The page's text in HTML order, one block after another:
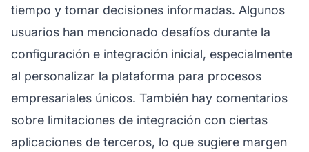
tiempo y tomar decisiones informadas. Algunos
usuarios han mencionado desafíos durante la
configuración e integración inicial, especialmente
al personalizar la plataforma para procesos
empresariales únicos. También hay comentarios
sobre limitaciones de integración con ciertas
aplicaciones de terceros, lo que sugiere margen